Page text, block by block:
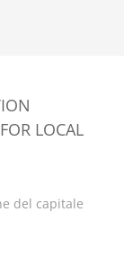
LOCAL
del capitale